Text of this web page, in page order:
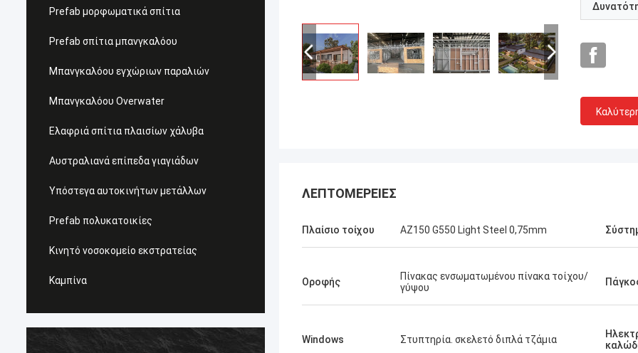
Prefab μορφωματικά σπίτια
Prefab σπίτια μπανγκαλόου
Μπανγκαλόου εγχώριων παραλιών
Μπανγκαλόου Overwater
Ελαφριά σπίτια πλαισίων χάλυβα
Αυστραλιανά επίπεδα γιαγιάδων
Υπόστεγα αυτοκινήτων μετάλλων
Prefab πολυκατοικίες
Κινητό νοσοκομείο εκστρατείας
Καμπίνα
ΛΕΠΤΟΜΈΡΕΙΕΣ
Πλαίσιο τοίχου AZ150 G550 Light Steel 0,75mm
Οροφής
Πίνακας ενσωματωμένου πίνακα τοίχου/
γύψου
Windows Στυπτηρία. σκελετό διπλά τζάμια